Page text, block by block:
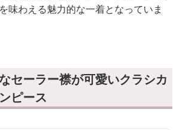
味わえる魅力的な一着となっていま
セーラー襟が可愛いクラシカ
ピース